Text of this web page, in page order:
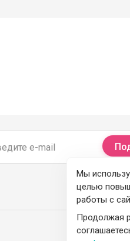
Мы
целью
работы с
Продолжая